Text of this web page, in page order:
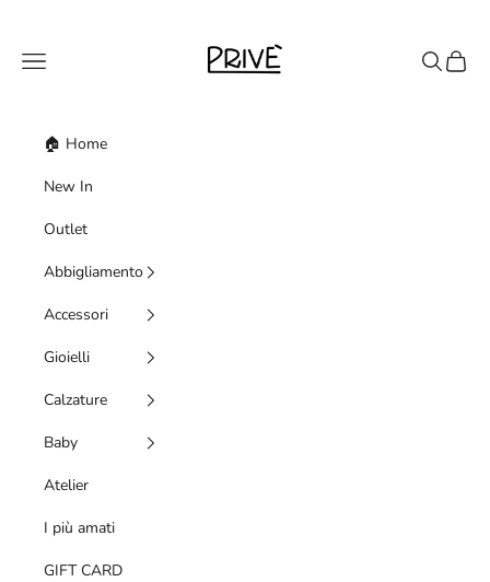
Menù
Cerca
🏠 Home
New In
Outlet
Abbigliamento
Accessori
Gioielli
Calzature
Baby
Atelier
I più amati
GIFT CARD